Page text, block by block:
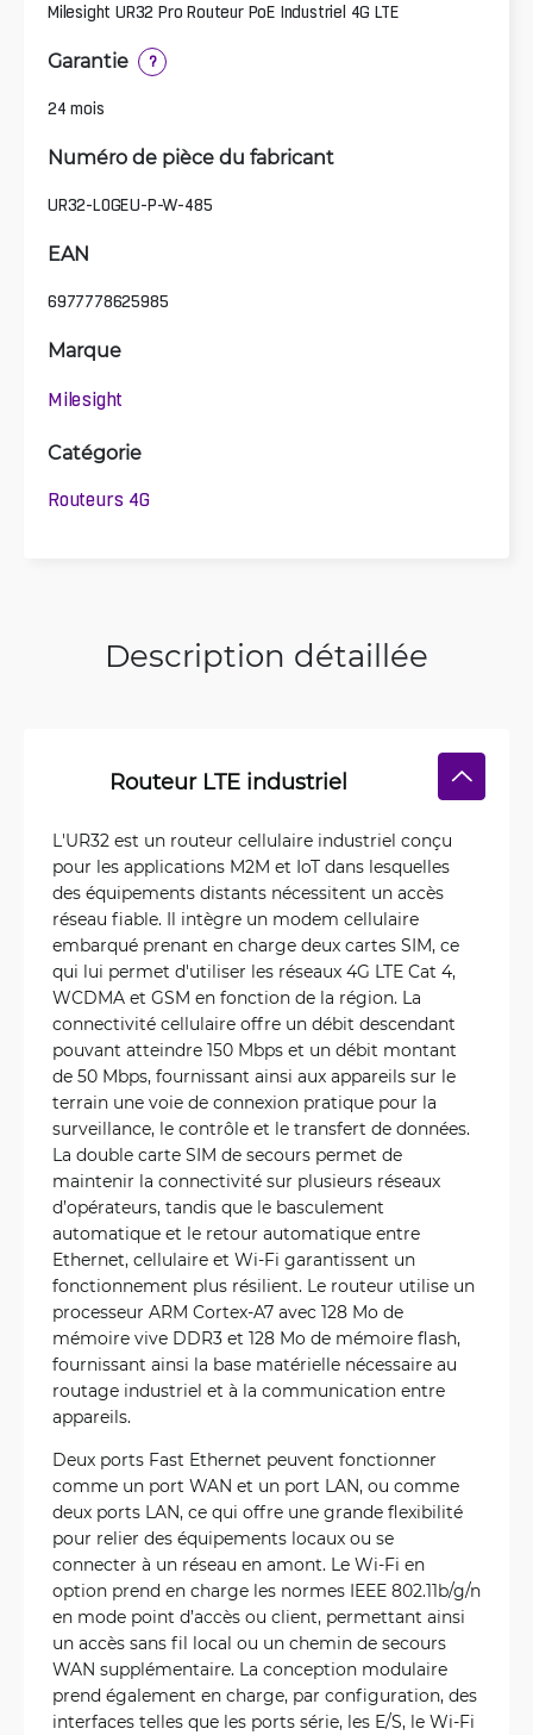
Milesight UR32 Pro Routeur PoE Industriel 4G LTE
Garantie ?
24 mois
Numéro de pièce du fabricant
UR32-L0GEU-P-W-485
EAN
6977778625985
Marque
Milesight
Catégorie
Routeurs 4G
Description détaillée
Routeur LTE industriel
L'UR32 est un routeur cellulaire industriel conçu
pour les applications M2M et IoT dans lesquelles
des équipements distants nécessitent un accès
réseau fiable. Il intègre un modem cellulaire
embarqué prenant en charge deux cartes SIM, ce
qui lui permet d'utiliser les réseaux 4G LTE Cat 4,
WCDMA et GSM en fonction de la région. La
connectivité cellulaire offre un débit descendant
pouvant atteindre 150 Mbps et un débit montant
de 50 Mbps, fournissant ainsi aux appareils sur le
terrain une voie de connexion pratique pour la
surveillance, le contrôle et le transfert de données.
La double carte SIM de secours permet de
maintenir la connectivité sur plusieurs réseaux
d’opérateurs, tandis que le basculement
automatique et le retour automatique entre
Ethernet, cellulaire et Wi-Fi garantissent un
fonctionnement plus résilient. Le routeur utilise un
processeur ARM Cortex-A7 avec 128 Mo de
mémoire vive DDR3 et 128 Mo de mémoire flash,
fournissant ainsi la base matérielle nécessaire au
routage industriel et à la communication entre
appareils.
Deux ports Fast Ethernet peuvent fonctionner
comme un port WAN et un port LAN, ou comme
deux ports LAN, ce qui offre une grande flexibilité
pour relier des équipements locaux ou se
connecter à un réseau en amont. Le Wi-Fi en
option prend en charge les normes IEEE 802.11b/g/n
en mode point d’accès ou client, permettant ainsi
un accès sans fil local ou un chemin de secours
WAN supplémentaire. La conception modulaire
prend également en charge, par configuration, des
interfaces telles que les ports série, les E/S, le Wi-Fi